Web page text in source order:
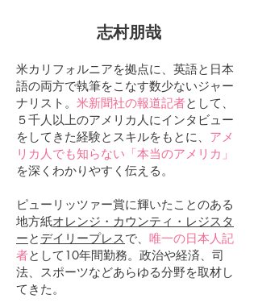
志村朋哉
米カリフォルニアを拠点に、英語と日本
語の両方で執筆をこなす数少ないジャー
ナリスト。 米新聞社の報道記者として、
５千人以上のアメリカ人にインタビュー
をしてきた経験とスキルをもとに、 アメ
リカ人でも知らない「本当のアメリカ」
を深くわかりやすく伝える。
ピューリッツァー賞に輝いたことのある
地方紙オレンジ・カウンティ・レジスタ
ーと デイリープレスで、 唯一の日本人記
者として10年間勤務。政治や経済、司
法、スポーツなどあらゆる分野を取材し
てきた。